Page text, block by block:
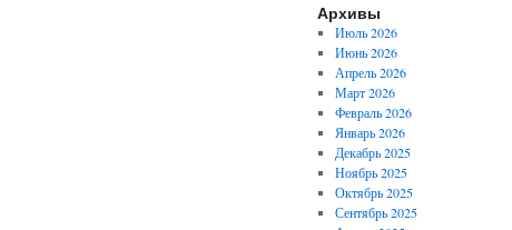
Архивы
Июль 2026
Июнь 2026
Апрель 2026
Март 2026
Февраль 2026
Январь 2026
Декабрь 2025
Ноябрь 2025
Октябрь 2025
Сентябрь 2025